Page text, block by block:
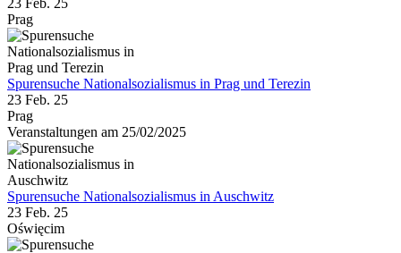
23 Feb. 25
Prag
Spurensuche Nationalsozialismus in Prag und Terezin
23 Feb. 25
Prag
Veranstaltungen am 25/02/2025
Spurensuche Nationalsozialismus in Auschwitz
23 Feb. 25
Oświęcim